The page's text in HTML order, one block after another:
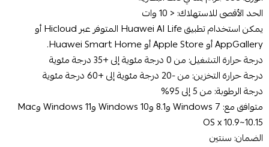
الحد الأقصى للاستهلاك: < 10 وات
يمكن استخدام تطبيق Huawei AI Life المتوفر عبر Hicloud أو
AppGallery أو Apple Store أو Huawei Smart Home.
درجة حرارة التشغيل: من 0 درجة مئوية إلى +35 درجة مئوية
درجة حرارة التخزين: من -20 درجة مئوية إلى +60 درجة مئوية
درجة الرطوبة: من 5 إلى 95%
متوافق مع: Windows 7 و8.1 وWindows 10 وWindows 11 وMac
OS x 10.9~10.15
الضمان: سنتين